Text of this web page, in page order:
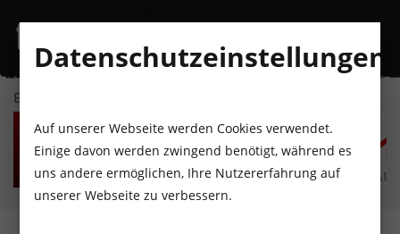
EVENTKALENDER
FR
7
AUGUST
SA
8
AUGUST
SO
9
AUGUST
MO
10
AUGUST
DI
11
AUGUST
Datenschutzeinstellungen
Auf unserer Webseite werden Cookies verwendet.
Einige davon werden zwingend benötigt, während es
uns andere ermöglichen, Ihre Nutzererfahrung auf
unserer Webseite zu verbessern.